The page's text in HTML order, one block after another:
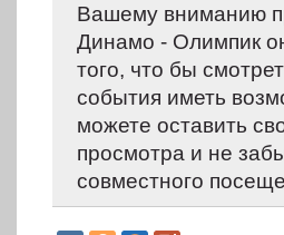
Вашему вниманию
Динамо - Олимпик
того, что бы
события иметь
можете оставить
просмотра и не
совместного